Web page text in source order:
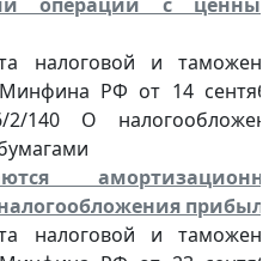
налоговой и
РФ от 14
140 О
налоговой и